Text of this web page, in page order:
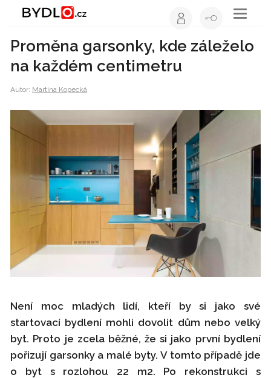
Toggle
Proměna garsonky, kde záleželo
na každém centimetru
Autor: Martina Kopecká
Není moc mladých lidí, kteří by si jako své
startovací bydlení mohli dovolit dům nebo velký
byt. Proto je zcela běžné, že si jako první bydlení
pořizují garsonky a malé byty. V tomto případě jde
o byt s rozlohou 22 m2. Po rekonstrukci s